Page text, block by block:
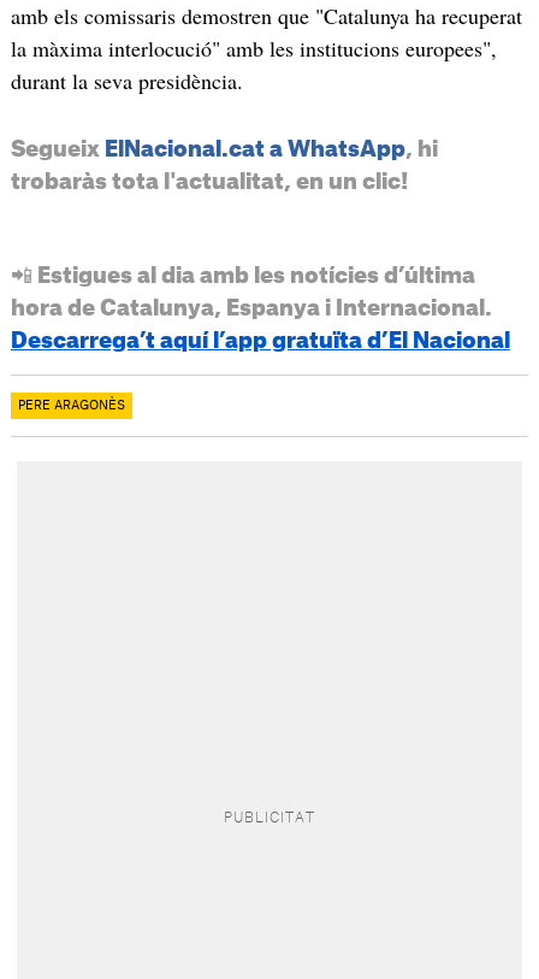
amb els comissaris demostren que "Catalunya ha recuperat
la màxima interlocució" amb les institucions europees",
durant la seva presidència.
Segueix ElNacional.cat a WhatsApp, hi
trobaràs tota l'actualitat, en un clic!
📲 Estigues al dia amb les notícies d’última
hora de Catalunya, Espanya i Internacional.
Descarrega’t aquí l’app gratuïta d’El Nacional
PERE ARAGONÈS